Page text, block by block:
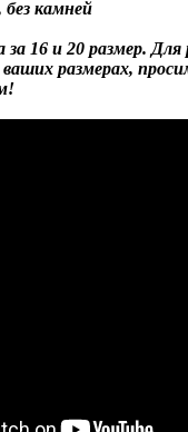
без камней
16 и 20 размер. Для
размерах,